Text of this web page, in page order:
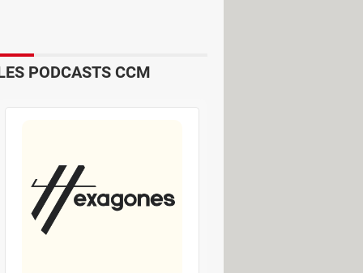
se fait pirater. En effet, les
PODCASTS CCM